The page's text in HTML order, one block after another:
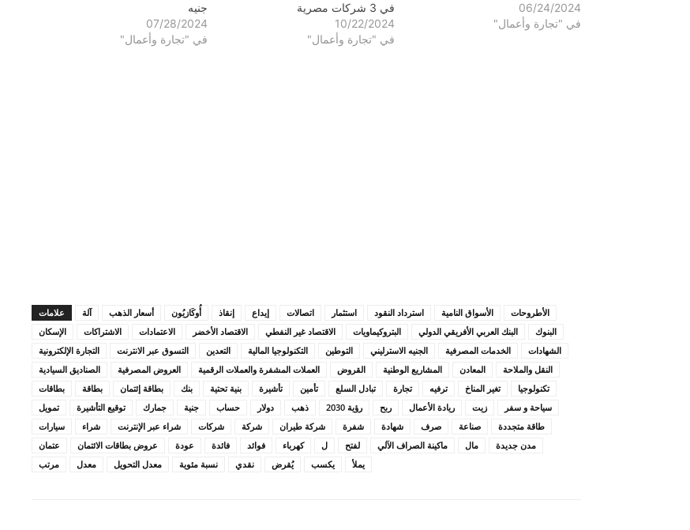
06/24/2024
في "تجارة وأعمال"
في 3 شركات مصرية
10/22/2024
في "تجارة وأعمال"
جنيه
07/28/2024
في "تجارة وأعمال"
علامات آلة أسعار الذهب أُوكَازيُون إنقاذ إيداع اتصالات استثمار استرداد النقود الأسواق النامية
الأطروحات
الإسكان
الاشتراكات الاعتمادات الاقتصاد الأخضر الاقتصاد غير النفطي البتروكيماويات البنك العربي الأفريقي الدولي
البنوك
التجارة الإلكترونية
التسوق عبر الانترنت التعدين التكنولوجيا المالية التوطين الجنيه الاسترليني الخدمات المصرفية
الشهادات
الصناديق السيادية
العروض المصرفية العملات المشفرة والعملات الرقمية القروض المشاريع الوطنية المعادن
النقل والملاحة
بطاقات
بطاقة بطاقة إئتمان بنك بنية تحتية تأشيرة تأمين تبادل السلع تجارة ترفيه تغير المناخ
تكنولوجيا
تمويل
توقيع التأشيرة جمارك جنية حساب دولار ذهب رؤية 2030 ربح ريادة الأعمال زيت
سياحة و سفر
سيارات
شراء شراء عبر الإنترنت شركات شركة شركة طيران شفرة شهادة صرف صناعة
طاقة متجددة
عتمان
عروض بطاقات الائتمان عودة فائدة فوائد كهرباء ل لفتح ماكينة الصراف الآلي مال
مدن جديدة
مرتب
معدل معدل التحويل نسبة مئوية نقدي يُقرض يكسب يملأ